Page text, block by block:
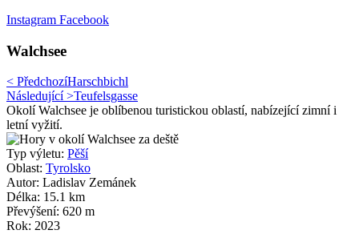
Instagram Facebook
Walchsee
< PředchozíHarschbichl
Následující >Teufelsgasse
Okolí Walchsee je oblíbenou turistickou oblastí, nabízející zimní i
letní vyžití.
Typ výletu: Pěší
Oblast: Tyrolsko
Autor: Ladislav Zemánek
Délka: 15.1 km
Převýšení: 620 m
Rok: 2023